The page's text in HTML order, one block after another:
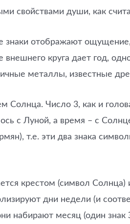
свойствами души, как
знаки отображают
круга дает год,
металлы, известные
Солнца. Число 3, как и
с Луной, а время – с
т.е. эти два знака
крестом (символ
дни недели (и
набирают месяц (один знак